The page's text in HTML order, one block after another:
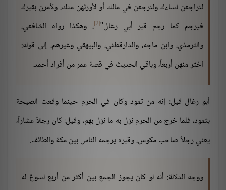
لتراجعن نساءك ولترجعن في مالك أو لأورثهن منك، ولأمرن بقبرك
فيرجم كما رجم قبر أبي رغال"[2] ، وهكذا رواه الشافعي،
والترمذي، وابن ماجه، والدارقطني، والبيهقي وغيرهم، إلى قوله:
اختر منهن أربعاً، وباقي الحديث في قصة عمر من أفراد أحمد.
أبو رغال قيل: إنه من ثمود وكان في الحرم حينما وقعت الصيحة
بثمود، فلما خرج من الحرم نزل به ما نزل بهم، وقيل: كان رجلاً عشاراً،
يعني رجلاً صاحب مكوس، وقبره يرجمه الناس بين مكة والطائف.
ووجه الدلالة: أنه لو كان يجوز الجمع بين أكثر من أربع لسوغ له